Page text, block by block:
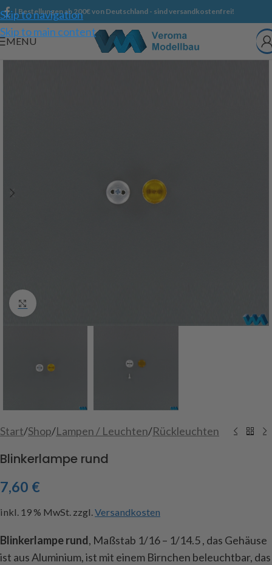
Skip to navigation
Skip to main content
| Bestellungen ab 200€ von Deutschland - sind versandkostenfrei!
MENU
Click to enlarge
Start/Shop/Lampen / Leuchten/Rückleuchten
Blinkerlampe rund
7,60 €
inkl. 19 % MwSt. zzgl.Versandkosten
Blinkerlampe rund, Maßstab 1/16 – 1/14.5 , das Gehäuse
ist aus Aluminium, ist mit einem Birnchen beleuchtbar, das